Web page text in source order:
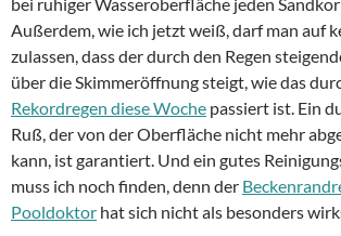
Außerdem, wie ich jetzt weiß, darf man auf
zulassen, dass der durch den Regen
über die Skimmeröffnung steigt, wie das
Rekordregen diese Woche passiert ist. Ein
Ruß, der von der Oberfläche nicht mehr
kann, ist garantiert. Und ein gutes
muss ich noch finden, denn der
Pooldoktor hat sich nicht als besonders